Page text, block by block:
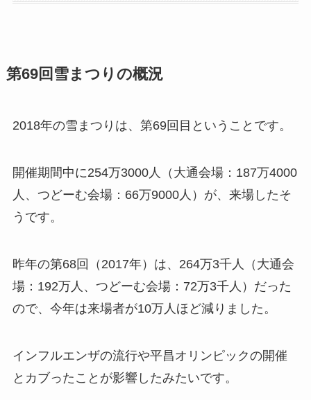
第69回雪まつりの概況
2018年の雪まつりは、第69回目ということです。
開催期間中に254万3000人（大通会場：187万4000
人、つどーむ会場：66万9000人）が、来場したそ
うです。
昨年の第68回（2017年）は、264万3千人（大通会
場：192万人、つどーむ会場：72万3千人）だった
ので、今年は来場者が10万人ほど減りました。
インフルエンザの流行や平昌オリンピックの開催
とカブったことが影響したみたいです。